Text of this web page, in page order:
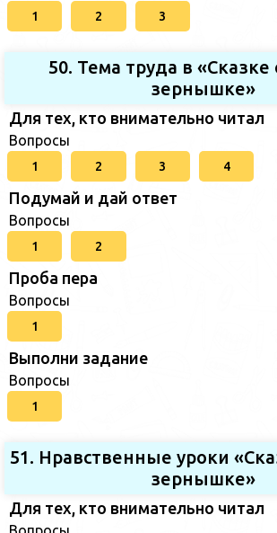
1 2 3
50. Тема труда в
зернышке»
Для тех, кто внимательно читал
Вопросы
1 2 3 4
Подумай и дай ответ
Вопросы
1 2
Проба пера
Вопросы
1
Выполни задание
Вопросы
1
51. Нравственные уроки
зернышке»
Для тех, кто внимательно читал